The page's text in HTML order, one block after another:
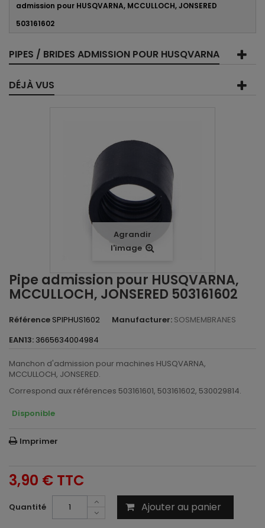
admission pour HUSQVARNA, MCCULLOCH, JONSERED
503161602
PIPES / BRIDES ADMISSION POUR HUSQVARNA
DÉJÀ VUS
Agrandir
l'image
Pipe admission pour HUSQVARNA,
MCCULLOCH, JONSERED 503161602
Référence SPIPHUS1602 Manufacturer: SOSMEMBRANES
EAN13: 3665634004984
Manchon d'admission pour machines HUSQVARNA,
MCCULLOCH, JONSERED.
Correspond aux références 503161601, 503161602, 530029814.
Disponible
Imprimer
3,90 € TTC
Quantité Ajouter au panier